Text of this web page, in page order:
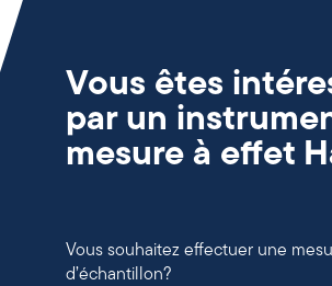
Vous êtes
par un
mesure à effet
Vous souhaitez effectuer une
d’échantillon?